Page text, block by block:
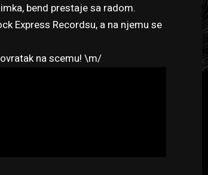
bend prestaje sa radom.
Express Recordsu, a na njemu se
na scemu! \m/